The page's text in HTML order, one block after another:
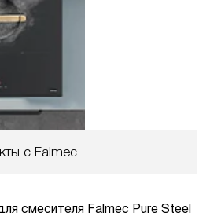
с Falmec
смесителя Falmec Pure Steel